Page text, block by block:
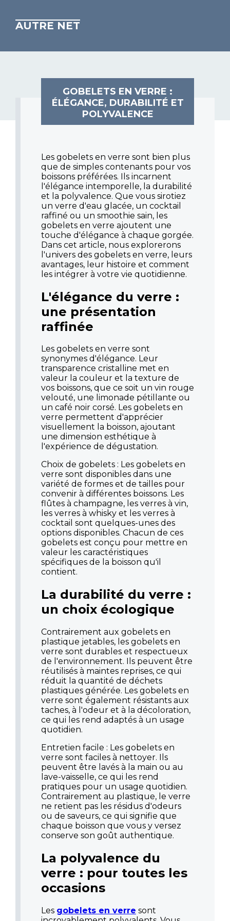
AUTRE NET
GOBELETS EN VERRE :
ÉLÉGANCE, DURABILITÉ ET
POLYVALENCE
Les gobelets en verre sont bien plus
que de simples contenants pour vos
boissons préférées. Ils incarnent
l'élégance intemporelle, la durabilité
et la polyvalence. Que vous sirotiez
un verre d'eau glacée, un cocktail
raffiné ou un smoothie sain, les
gobelets en verre ajoutent une
touche d'élégance à chaque gorgée.
Dans cet article, nous explorerons
l'univers des gobelets en verre, leurs
avantages, leur histoire et comment
les intégrer à votre vie quotidienne.
L'élégance du verre :
une présentation
raffinée
Les gobelets en verre sont
synonymes d'élégance. Leur
transparence cristalline met en
valeur la couleur et la texture de
vos boissons, que ce soit un vin rouge
velouté, une limonade pétillante ou
un café noir corsé. Les gobelets en
verre permettent d'apprécier
visuellement la boisson, ajoutant
une dimension esthétique à
l'expérience de dégustation.
Choix de gobelets : Les gobelets en
verre sont disponibles dans une
variété de formes et de tailles pour
convenir à différentes boissons. Les
flûtes à champagne, les verres à vin,
les verres à whisky et les verres à
cocktail sont quelques-unes des
options disponibles. Chacun de ces
gobelets est conçu pour mettre en
valeur les caractéristiques
spécifiques de la boisson qu'il
contient.
La durabilité du verre :
un choix écologique
Contrairement aux gobelets en
plastique jetables, les gobelets en
verre sont durables et respectueux
de l'environnement. Ils peuvent être
réutilisés à maintes reprises, ce qui
réduit la quantité de déchets
plastiques générée. Les gobelets en
verre sont également résistants aux
taches, à l'odeur et à la décoloration,
ce qui les rend adaptés à un usage
quotidien.
Entretien facile : Les gobelets en
verre sont faciles à nettoyer. Ils
peuvent être lavés à la main ou au
lave-vaisselle, ce qui les rend
pratiques pour un usage quotidien.
Contrairement au plastique, le verre
ne retient pas les résidus d'odeurs
ou de saveurs, ce qui signifie que
chaque boisson que vous y versez
conserve son goût authentique.
La polyvalence du
verre : pour toutes les
occasions
Les gobelets en verre sont